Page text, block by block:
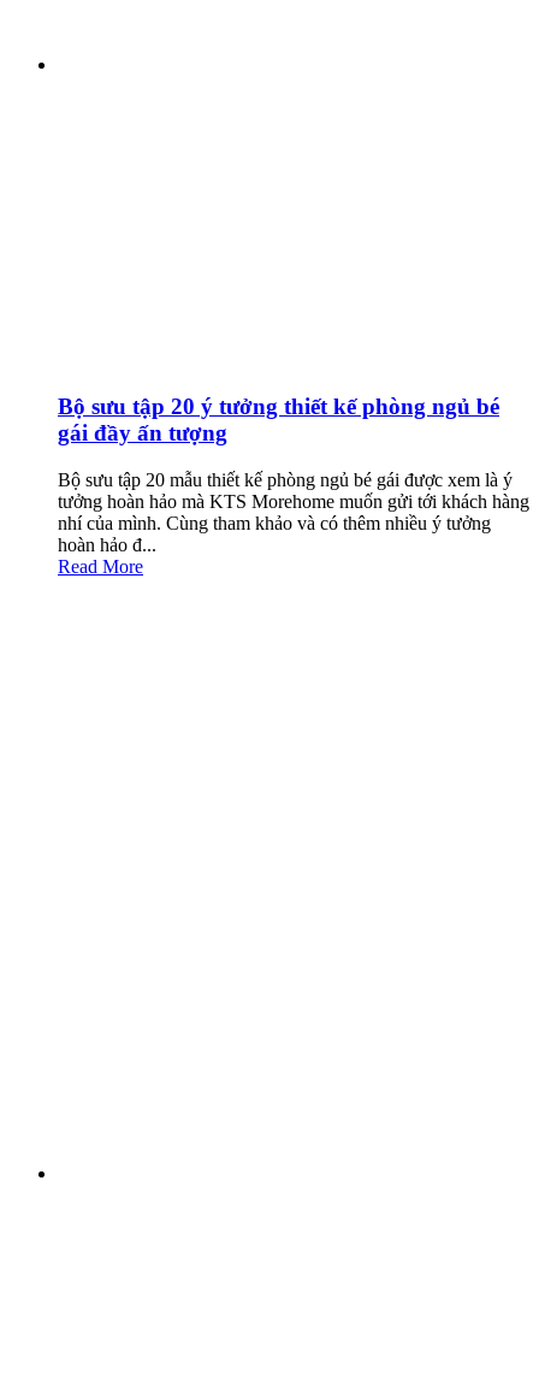
Bộ sưu tập 20 ý tưởng thiết kế phòng ngủ bé
gái đầy ấn tượng
Bộ sưu tập 20 mẫu thiết kế phòng ngủ bé gái được xem là ý
tưởng hoàn hảo mà KTS Morehome muốn gửi tới khách hàng
nhí của mình. Cùng tham khảo và có thêm nhiều ý tưởng
hoàn hảo đ...
Read More